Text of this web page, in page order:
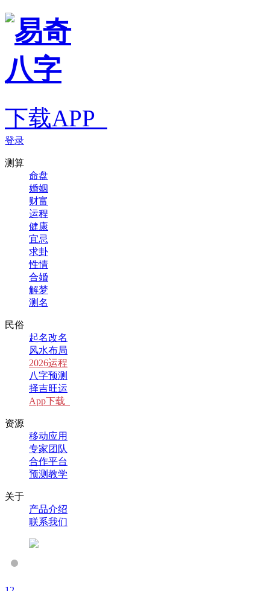
下载APP
登录
测算
命盘
婚姻
财富
运程
健康
宜忌
求卦
性情
合婚
解梦
测名
民俗
起名改名
风水布局
2026运程
八字预测
择吉旺运
App下载
资源
移动应用
专家团队
合作平台
预测教学
关于
产品介绍
联系我们